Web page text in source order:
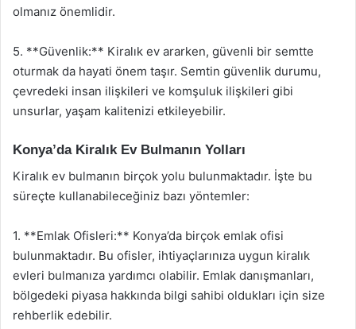
olmanız önemlidir.
5. **Güvenlik:** Kiralık ev ararken, güvenli bir semtte
oturmak da hayati önem taşır. Semtin güvenlik durumu,
çevredeki insan ilişkileri ve komşuluk ilişkileri gibi
unsurlar, yaşam kalitenizi etkileyebilir.
Konya’da Kiralık Ev Bulmanın Yolları
Kiralık ev bulmanın birçok yolu bulunmaktadır. İşte bu
süreçte kullanabileceğiniz bazı yöntemler:
1. **Emlak Ofisleri:** Konya’da birçok emlak ofisi
bulunmaktadır. Bu ofisler, ihtiyaçlarınıza uygun kiralık
evleri bulmanıza yardımcı olabilir. Emlak danışmanları,
bölgedeki piyasa hakkında bilgi sahibi oldukları için size
rehberlik edebilir.